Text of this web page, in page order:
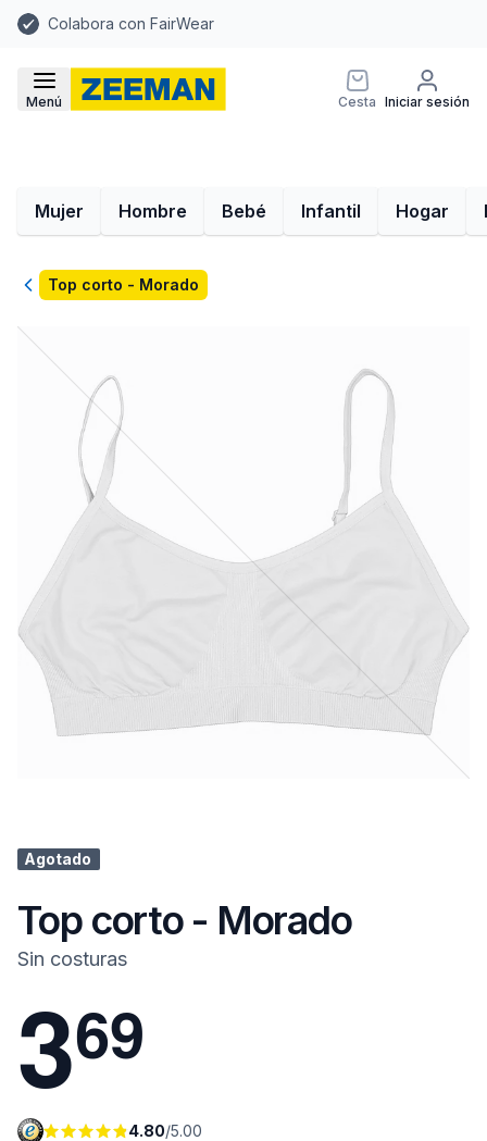
Colabora con FairWear
Menú Cesta Iniciar sesión
Mujer Hombre Bebé Infantil Hogar
VolverTop corto - Morado
Agotado
Top corto - Morado
Sin costuras
369
4.80/5.00